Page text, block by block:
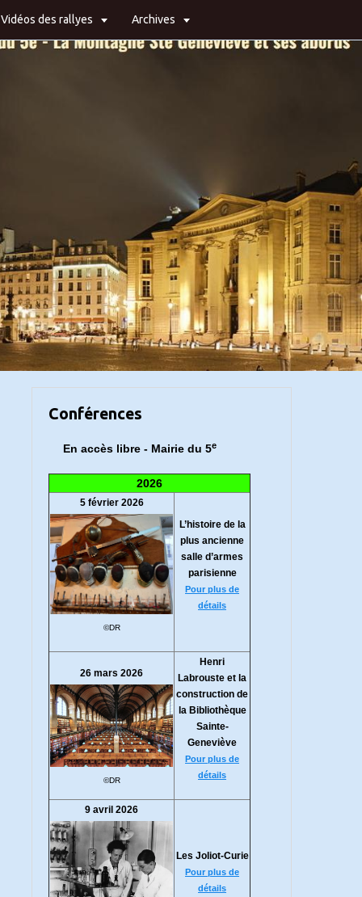
Vidéos des rallyes Archives
Conférences
En accès libre - Mairie du 5e
2026
5 février 2026
©DR
L’histoire de la
plus ancienne
salle d’armes
parisienne
Pour plus de
détails
26 mars 2026
©DR
Henri
Labrouste et la
construction de
la Bibliothèque
Sainte-
Geneviève
Pour plus de
détails
9 avril 2026
Les Joliot-Curie
Pour plus de
détails